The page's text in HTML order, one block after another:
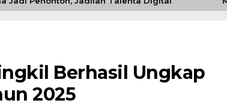
Berhasil Ungkap
2025